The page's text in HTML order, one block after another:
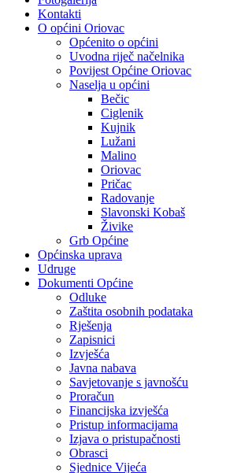
Kontakti
O općini Oriovac
Općenito o općini
Uvodna riječ načelnika
Povijest Općine Oriovac
Naselja u općini
Bečic
Ciglenik
Kujnik
Lužani
Malino
Oriovac
Pričac
Radovanje
Slavonski Kobaš
Živike
Grb Općine
Općinska uprava
Udruge
Dokumenti Općine
Odluke
Zaštita osobnih podataka
Rješenja
Zapisnici
Izvješća
Javna nabava
Savjetovanje s javnošću
Proračun
Financijska izvješća
Pristup informacijama
Izjava o pristupačnosti
Obrasci
Sjednice Vijeća